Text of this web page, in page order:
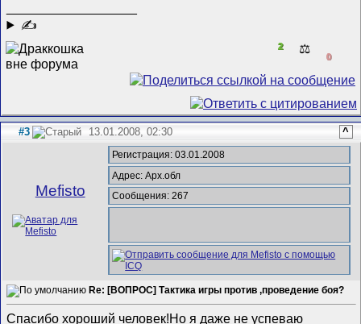
✍
2 ⚖️
0
#3 13.01.2008, 02:30 ^
Mefisto
Регистрация: 03.01.2008
Адрес: Арх.обл
Сообщения: 267
Re: [ВОПРОС] Тактика игры против ,проведение боя?
Спасибо хороший человек!Но я даже не успеваю